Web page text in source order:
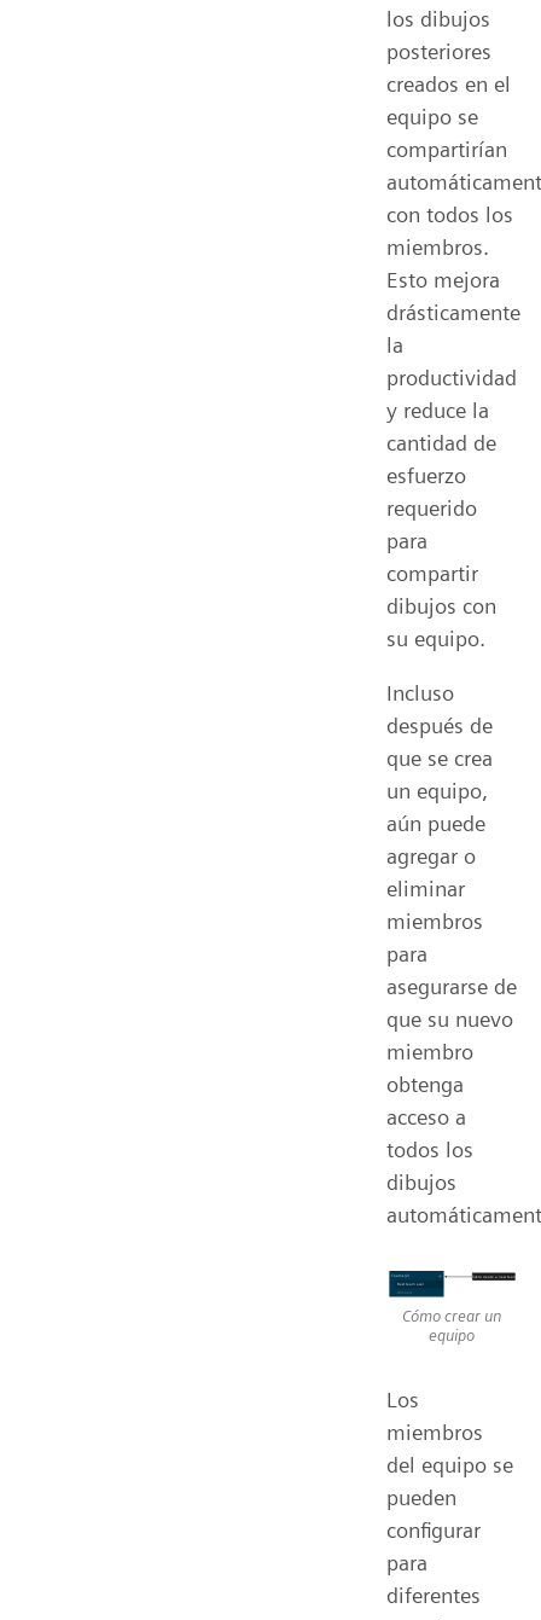
los dibujos
posteriores
creados en el
equipo se
compartirían
con todos los
miembros.
Esto mejora
drásticamente
la
productividad
y reduce la
cantidad de
esfuerzo
requerido
para
compartir
dibujos con
su equipo.
Incluso
después de
que se crea
un equipo,
aún puede
agregar o
eliminar
miembros
para
asegurarse de
que su nuevo
miembro
obtenga
acceso a
todos los
dibujos
Cómo crear un
equipo
Los
miembros
del equipo se
pueden
configurar
para
diferentes